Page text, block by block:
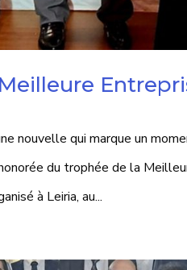
nouvelle qui marque un
du trophée de la
à Leiria, au...